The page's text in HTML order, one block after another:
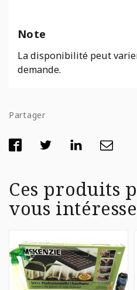
Note
La disponibilité peut
demande.
Partager
Ces produits
vous